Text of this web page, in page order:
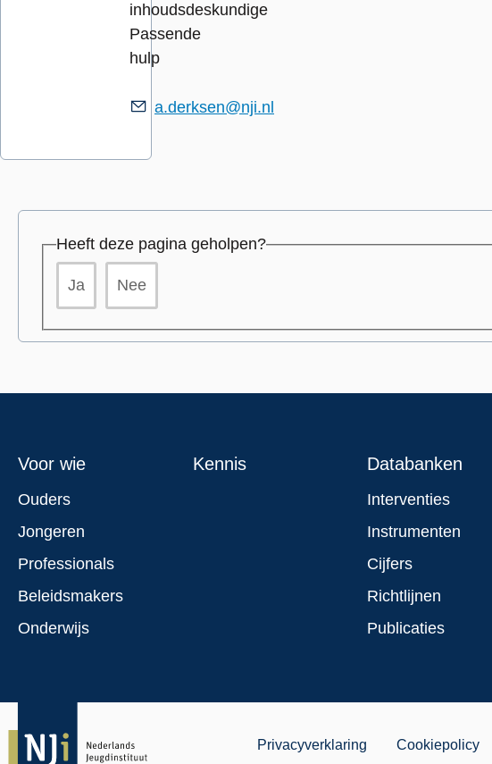
inhoudsdeskundige
Passende
hulp
a.derksen@nji.nl
Heeft deze pagina geholpen?
Ja Nee
Footer
menu
Voor wie
Ouders
Jongeren
Professionals
Beleidsmakers
Onderwijs
Kennis Databanken
Interventies
Instrumenten
Cijfers
Richtlijnen
Publicaties
Juridisch
Privacyverklaring Cookiepolicy